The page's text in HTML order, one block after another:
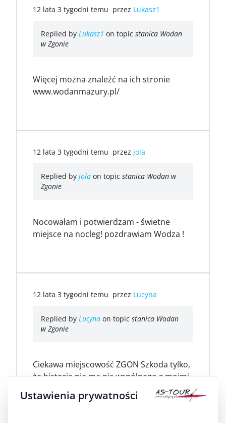
12 lata 3 tygodni temu przez Lukasz1
Replied by Lukasz1 on topic stanica Wodan
w Zgonie
Więcej można znaleźć na ich stronie
www.wodanmazury.pl/
12 lata 3 tygodni temu przez jola
Replied by jola on topic stanica Wodan w
Zgonie
Nocowałam i potwierdzam - świetne
miejsce na nocleg! pozdrawiam Wodza !
12 lata 3 tygodni temu przez Lucyna
Replied by Lucyna on topic stanica Wodan
w Zgonie
Ciekawa miejscowość ZGON Szkoda tylko,
że historia nie ma nic wspólnego z moimi
myślami
Ustawienia prywatności